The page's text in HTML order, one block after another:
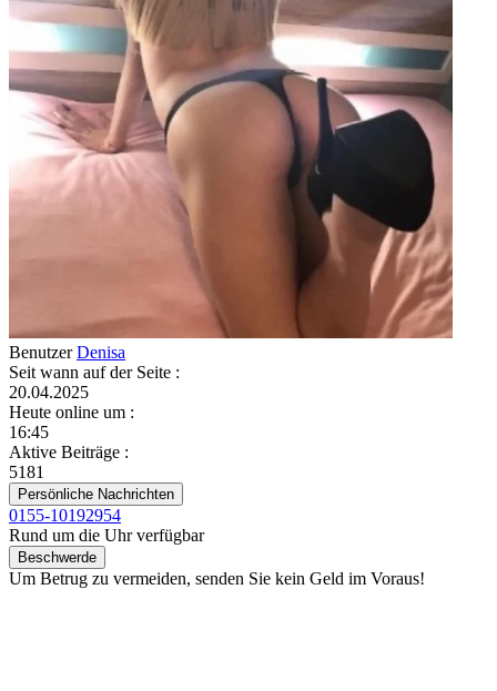
BenutzerDenisa
Seit wann auf der Seite :
20.04.2025
Heute online um :
16:45
Aktive Beiträge :
5181
Persönliche Nachrichten
0155-10192954
Rund um die Uhr verfügbar
Beschwerde
Um Betrug zu vermeiden, senden Sie kein Geld im Voraus!